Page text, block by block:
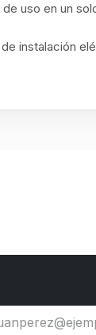
uso en un
instalación